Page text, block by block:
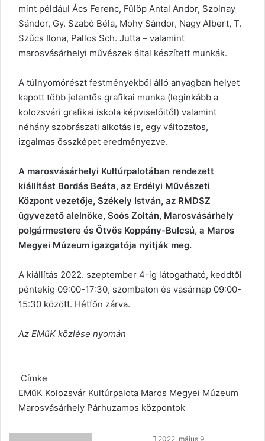
mint például Ács Ferenc, Fülöp Antal Andor, Szolnay
Sándor, Gy. Szabó Béla, Mohy Sándor, Nagy Albert, T.
Szűcs Ilona, Pallos Sch. Jutta – valamint
marosvásárhelyi művészek által készített munkák.
A túlnyomórészt festményekből álló anyagban helyet
kapott több jelentős grafikai munka (leginkább a
kolozsvári grafikai iskola képviselőitől) valamint
néhány szobrászati alkotás is, egy változatos,
izgalmas összképet eredményezve.
A marosvásárhelyi Kultúrpalotában rendezett
kiállítást Bordás Beáta, az Erdélyi Művészeti
Központ vezetője, Székely István, az RMDSZ
ügyvezető alelnöke, Soós Zoltán, Marosvásárhely
polgármestere és Ötvös Koppány-Bulcsú, a Maros
Megyei Múzeum igazgatója nyitják meg.
A kiállítás 2022. szeptember 4-ig látogatható, keddtől
péntekig 09:00-17:30, szombaton és vasárnap 09:00-
15:30 között. Hétfőn zárva.
Az EMűK közlése nyomán
Címke
EMűK Kolozsvár Kultúrpalota Maros Megyei Múzeum
Marosvásárhely Párhuzamos központok
Send2022. május 9.